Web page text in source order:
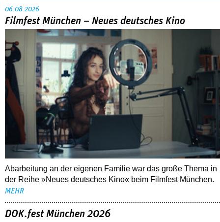
Abarbeitung an der eigenen Familie war das große Thema in
der Reihe »Neues deutsches Kino« beim Filmfest München.
MEHR
DOK.fest München 2026
Crossing Europe: Ein großes Dach mit viel
drunter
Great Expectations: British Postwar Cinema
1945–1960